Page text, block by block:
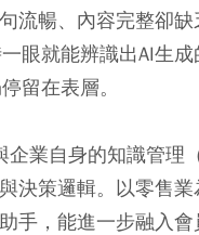
流暢、內容完整卻
眼就能辨識出AI生
留在表層。
業自身的知識管理
決策邏輯。以零售
手，能進一步融入會